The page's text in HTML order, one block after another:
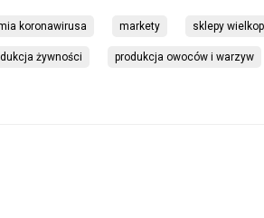
koronawirusa markety sklepy
żywności produkcja owoców i warzyw